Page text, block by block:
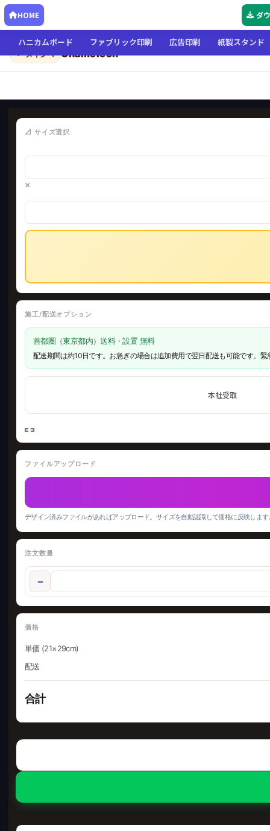
HOME ダ
ハニカムボード ファブリック印刷 広告印刷 紙製スタンド
← メインへ Chameleon
📐 サイズ選択
×
施工/配送オプション
首都圏（東京都内）送料・設置 無料
配送期間は約10日です。お急ぎの場合は追加費用で翌日配送も可能です。
本社受取
ファイルアップロード
デザイン済みファイルがあればアップロード。サイズを自動認識して価格に反映しま
注文数量
−
価格
単価 (21×29cm)
配送
合計